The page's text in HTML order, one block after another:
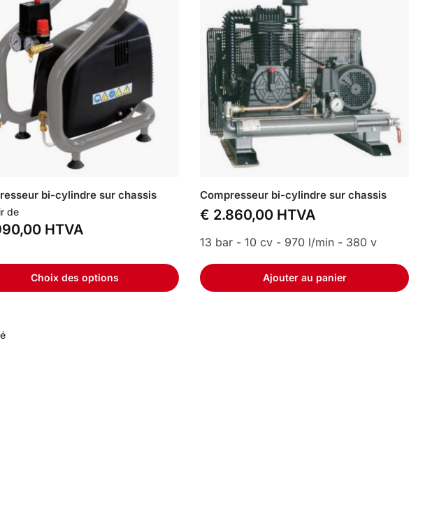
bi-cylindre sur chassis
de
HTVA
Choix des options
Compresseur bi-cylindre sur chassis
€ 2.860,00 HTVA
Ajouter au panier
13 bar - 10 cv - 970 l/min - 380 v